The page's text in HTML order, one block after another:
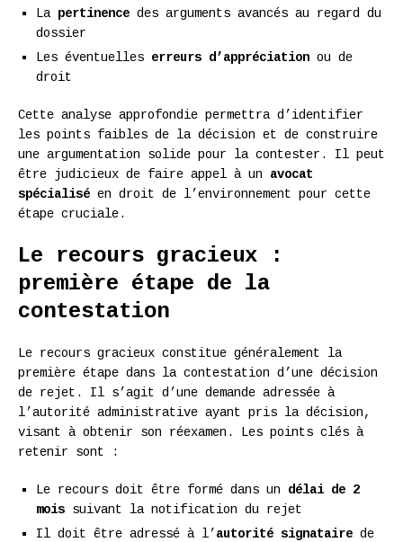
La pertinence des arguments avancés au regard du
dossier
Les éventuelles erreurs d’appréciation ou de
droit
Cette analyse approfondie permettra d’identifier
les points faibles de la décision et de construire
une argumentation solide pour la contester. Il peut
être judicieux de faire appel à un avocat
spécialisé en droit de l’environnement pour cette
étape cruciale.
Le recours gracieux :
première étape de la
contestation
Le recours gracieux constitue généralement la
première étape dans la contestation d’une décision
de rejet. Il s’agit d’une demande adressée à
l’autorité administrative ayant pris la décision,
visant à obtenir son réexamen. Les points clés à
retenir sont :
Le recours doit être formé dans un délai de 2
mois suivant la notification du rejet
Il doit être adressé à l’ autorité signataire de